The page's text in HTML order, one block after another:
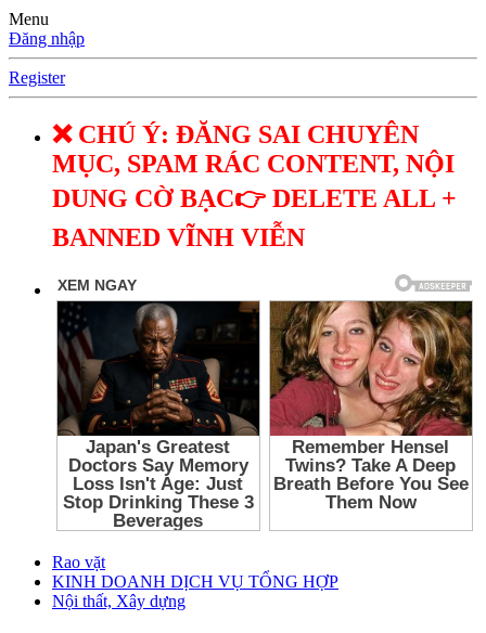
Menu
Đăng nhập
Register
❌ CHÚ Ý: ĐĂNG SAI CHUYÊN
MỤC, SPAM RÁC CONTENT, NỘI
DUNG CỜ BẠC👉 DELETE ALL +
BANNED VĨNH VIỄN
Rao vặt
KINH DOANH DỊCH VỤ TỔNG HỢP
Nội thất, Xây dựng